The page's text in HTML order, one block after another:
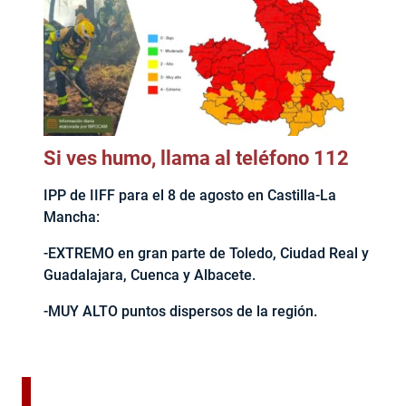
Si ves humo, llama al teléfono 112
IPP de IIFF para el 8 de agosto en Castilla-La
Mancha:
-EXTREMO en gran parte de Toledo, Ciudad Real y
Guadalajara, Cuenca y Albacete.
-MUY ALTO puntos dispersos de la región.